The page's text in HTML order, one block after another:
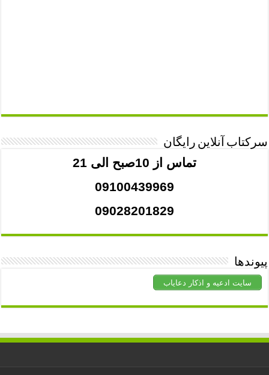
سرکتاب آنلاین رایگان
تماس از 10صبح الی 21
09100439969
09028201829
پیوندها
سایت ادعیه و اذکار دعایاب